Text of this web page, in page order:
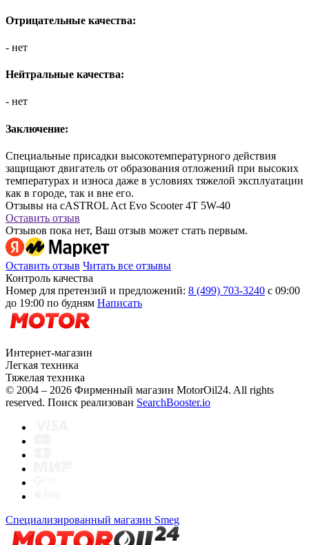
Отрицательные качества:
- нет
Нейтральные качества:
- нет
Заключение:
Специальные присадки высокотемпературного действия
защищают двигатель от образования отложений при высоких
температурах и износа даже в условиях тяжелой эксплуатации
как в городе, так и вне его.
Отзывы на cASTROL Act Evo Scooter 4T 5W-40
Оставить отзыв
Отзывов пока нет, Ваш отзыв может стать первым.
Оставить отзыв Читать все отзывы
Контроль качества
Номер для претензий и предложений: 8 (499) 703-3240 с 09:00
до 19:00 по будням Написать
Интернет-магазин
Легкая техника
Тяжелая техника
© 2004 – 2026 Фирменный магазин MotorOil24. All rights
reserved. Поиск реализован SearchBooster.io
Специализированный магазин Smeg